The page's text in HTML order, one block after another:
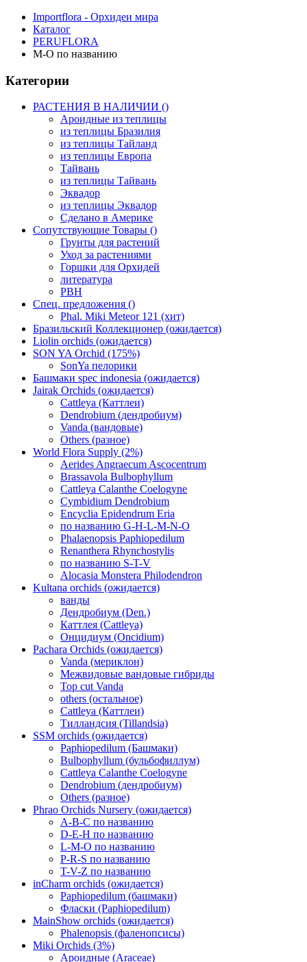
Importflora - Орхидеи мира
Каталог
PERUFLORA
M-O по названию
Категории
РАСТЕНИЯ В НАЛИЧИИ ()
Ароидные из теплицы
из теплицы Бразилия
из теплицы Тайланд
из теплицы Европа
Тайвань
из теплицы Тайвань
Эквадор
из теплицы Эквадор
Сделано в Америке
Сопутствующие Товары ()
Грунты для растений
Уход за растениями
Горшки для Орхидей
литература
РВН
Спец. предложения ()
Phal. Miki Meteor 121 (хит)
Бразильский Коллекционер (ожидается)
Liolin orchids (ожидается)
SON YA Orchid (175%)
SonYa пелорики
Башмаки spec indonesia (ожидается)
Jairak Orchids (ожидается)
Cattleya (Каттлеи)
Dendrobium (дендробиум)
Vanda (вандовые)
Others (разное)
World Flora Supply (2%)
Aerides Angraecum Ascocentrum
Brassavola Bulbophyllum
Cattleya Calanthe Coelogyne
Cymbidium Dendrobium
Encyclia Epidendrum Eria
по названию G-H-L-M-N-O
Phalaenopsis Paphiopedilum
Renanthera Rhynchostylis
по названию S-T-V
Alocasia Monstera Philodendron
Kultana orchids (ожидается)
ванды
Дендробиум (Den.)
Каттлея (Cattleya)
Онцидиум (Oncidium)
Pachara Orchids (ожидается)
Vanda (мериклон)
Межвидовые вандовые гибриды
Top cut Vanda
others (остальное)
Cattleya (Каттлеи)
Тилландсия (Tillandsia)
SSM orchids (ожидается)
Paphiopedilum (Башмаки)
Bulbophyllum (бульбофиллум)
Cattleya Calanthe Coelogyne
Dendrobium (дендробиум)
Others (разное)
Phrao Orchids Nursery (ожидается)
A-B-C по названию
D-E-H по названию
L-M-O по названию
P-R-S по названию
T-V-Z по названию
inCharm orchids (ожидается)
Paphiopedilum (башмаки)
Фласки (Paphiopedilum)
MainShow orchids (ожидается)
Phalenopsis (фаленопсисы)
Miki Orchids (3%)
Ароидные (Araceae)